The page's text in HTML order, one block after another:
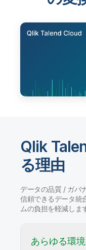
Qlik
る理由
データの品質 / ガバ
信頼できるデータ統
ムの負担を軽減しま
あらゆる環